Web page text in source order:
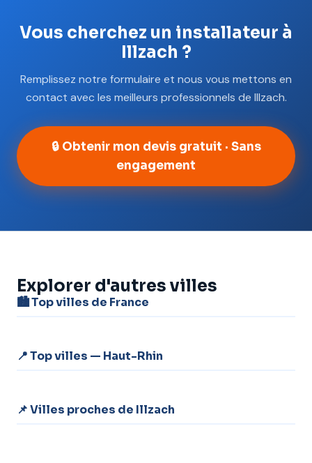
Vous cherchez un installateur à
Illzach ?
Remplissez notre formulaire et nous vous mettons en
contact avec les meilleurs professionnels de Illzach.
🔒 Obtenir mon devis gratuit · Sans
engagement
Explorer d'autres villes
🏙️ Top villes de France
📍 Top villes — Haut-Rhin
📌 Villes proches de Illzach